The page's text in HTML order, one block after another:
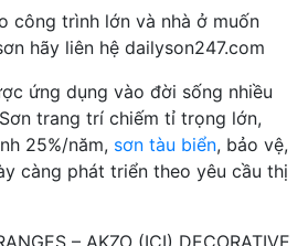
công trình lớn và nhà ở muốn
hãy liên hệ dailyson247.com
ứng dụng vào đời sống nhiều
trang trí chiếm tỉ trọng lớn,
25%/năm, sơn tàu biển, bảo vệ,
càng phát triển theo yêu cầu thị
– AKZO (ICI) DECORATIVE